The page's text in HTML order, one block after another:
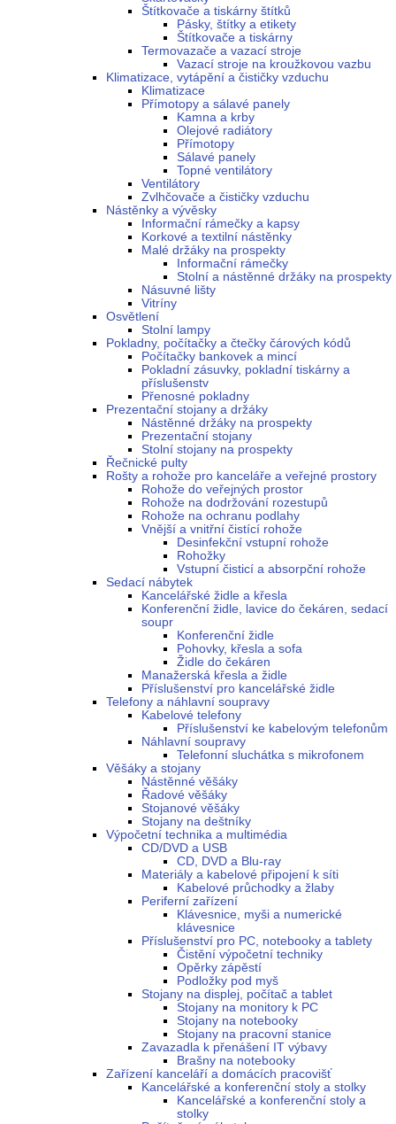
Štítkovače a tiskárny štítků
Pásky, štítky a etikety
Štítkovače a tiskárny
Termovazače a vazací stroje
Vazací stroje na kroužkovou vazbu
Klimatizace, vytápění a čističky vzduchu
Klimatizace
Přímotopy a sálavé panely
Kamna a krby
Olejové radiátory
Přímotopy
Sálavé panely
Topné ventilátory
Ventilátory
Zvlhčovače a čističky vzduchu
Nástěnky a vývěsky
Informační rámečky a kapsy
Korkové a textilní nástěnky
Malé držáky na prospekty
Informační rámečky
Stolní a nástěnné držáky na prospekty
Násuvné lišty
Vitríny
Osvětlení
Stolní lampy
Pokladny, počítačky a čtečky čárových kódů
Počítačky bankovek a mincí
Pokladní zásuvky, pokladní tiskárny a
příslušenstv
Přenosné pokladny
Prezentační stojany a držáky
Nástěnné držáky na prospekty
Prezentační stojany
Stolní stojany na prospekty
Řečnické pulty
Rošty a rohože pro kanceláře a veřejné prostory
Rohože do veřejných prostor
Rohože na dodržování rozestupů
Rohože na ochranu podlahy
Vnější a vnitřní čistící rohože
Desinfekční vstupní rohože
Rohožky
Vstupní čisticí a absorpční rohože
Sedací nábytek
Kancelářské židle a křesla
Konferenční židle, lavice do čekáren, sedací
soupr
Konferenční židle
Pohovky, křesla a sofa
Židle do čekáren
Manažerská křesla a židle
Příslušenství pro kancelářské židle
Telefony a náhlavní soupravy
Kabelové telefony
Příslušenství ke kabelovým telefonům
Náhlavní soupravy
Telefonní sluchátka s mikrofonem
Věšáky a stojany
Nástěnné věšáky
Řadové věšáky
Stojanové věšáky
Stojany na deštníky
Výpočetní technika a multimédia
CD/DVD a USB
CD, DVD a Blu-ray
Materiály a kabelové připojení k síti
Kabelové průchodky a žlaby
Periferní zařízení
Klávesnice, myši a numerické
klávesnice
Příslušenství pro PC, notebooky a tablety
Čistění výpočetní techniky
Opěrky zápěstí
Podložky pod myš
Stojany na displej, počítač a tablet
Stojany na monitory k PC
Stojany na notebooky
Stojany na pracovní stanice
Zavazadla k přenášení IT výbavy
Brašny na notebooky
Zařízení kanceláří a domácích pracovišť
Kancelářské a konferenční stoly a stolky
Kancelářské a konferenční stoly a
stolky